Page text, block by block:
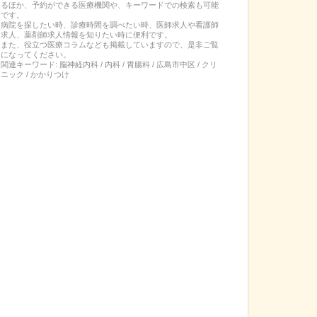
るほか、予約ができる医療機関や、キーワードでの検索も可能
です。
病院を探したい時、診療時間を調べたい時、医師求人や看護師
求人、薬剤師求人情報を知りたい時に便利です。
また、役立つ医療コラムなども掲載していますので、是非ご覧
になってください。
関連キーワード: 脳神経内科 / 内科 / 胃腸科 / 広島市中区 / クリ
ニック / かかりつけ